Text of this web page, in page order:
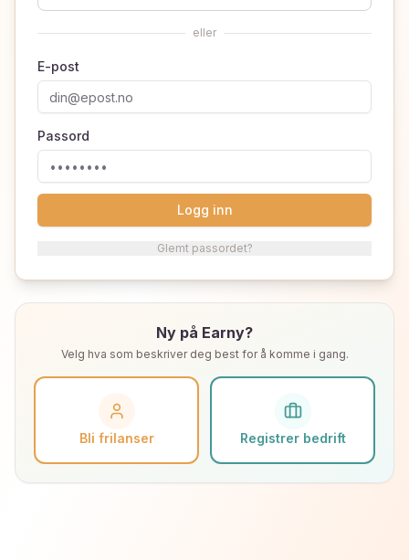
eller
E-post
Passord
Logg inn
Glemt passordet?
Ny på Earny?
Velg hva som beskriver deg best for å komme i gang.
Bli frilanser Registrer bedrift